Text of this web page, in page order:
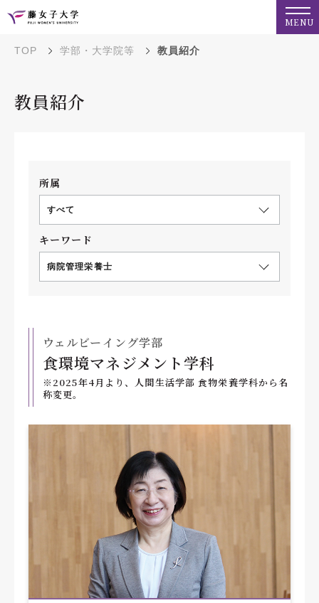
MENU
TOP 学部・大学院等 教員紹介
教員紹介
所属
すべて
キーワード
病院管理栄養士
ウェルビーイング学部
食環境マネジメント学科
※2025年4月より、人間生活学部 食物栄養学科から名
称変更。